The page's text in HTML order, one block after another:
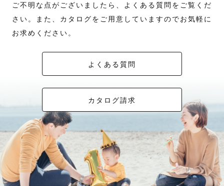
ご不明な点がございましたら、よくある質問をご覧くだ
さい。また、カタログをご用意していますのでお気軽に
お求めください。
よくある質問
カタログ請求